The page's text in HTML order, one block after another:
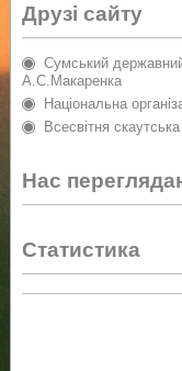
Друзі сайту
Сумський державний
А.С.Макаренка
Національна
Всесвітня скаутська
Нас
Статистика